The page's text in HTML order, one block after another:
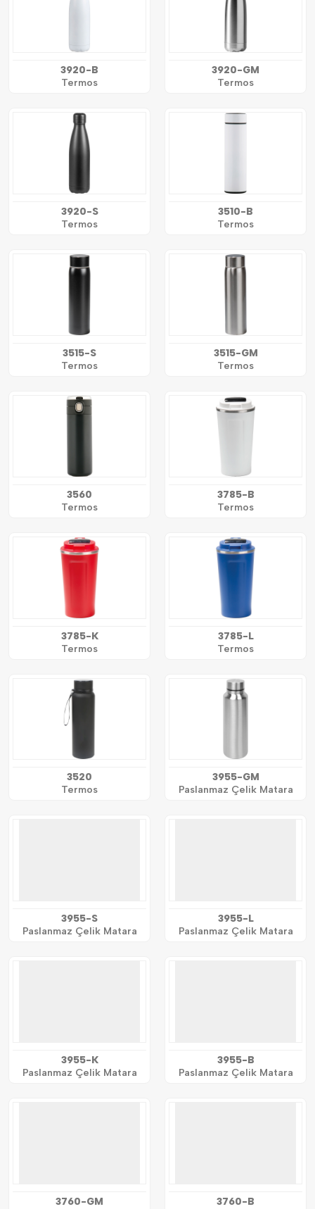
3920-B
Termos
3920-GM
Termos
3920-S
Termos
3510-B
Termos
3515-S
Termos
3515-GM
Termos
3560
Termos
3785-B
Termos
3785-K
Termos
3785-L
Termos
3520
Termos
3955-GM
Paslanmaz Çelik Matara
3955-S
Paslanmaz Çelik Matara
3955-L
Paslanmaz Çelik Matara
3955-K
Paslanmaz Çelik Matara
3955-B
Paslanmaz Çelik Matara
3760-GM
3760-B